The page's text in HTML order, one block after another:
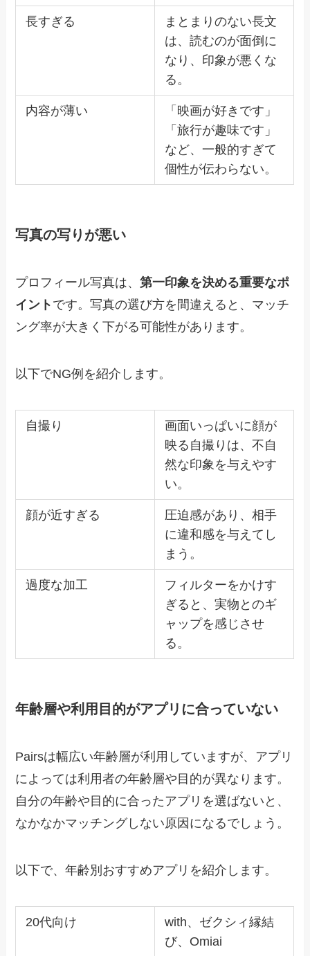
長すぎる
まとまりのない長文
は、読むのが面倒に
なり、印象が悪くな
る。
内容が薄い
「映画が好きです」
「旅行が趣味です」
など、一般的すぎて
個性が伝わらない。
写真の写りが悪い
プロフィール写真は、第一印象を決める重要なポ
イント です。写真の選び方を間違えると、マッチ
ング率が大きく下がる可能性があります。
以下でNG例を紹介します。
自撮り
画面いっぱいに顔が
映る自撮りは、不自
然な印象を与えやす
い。
顔が近すぎる
圧迫感があり、相手
に違和感を与えてし
まう。
過度な加工
フィルターをかけす
ぎると、実物とのギ
ャップを感じさせ
る。
年齢層や利用目的がアプリに合っていない
Pairsは幅広い年齢層が利用していますが、アプリ
によっては利用者の年齢層や目的が異なります。
自分の年齢や目的に合ったアプリを選ばないと、
なかなかマッチングしない原因になるでしょう。
以下で、年齢別おすすめアプリを紹介します。
20代向け
with、ゼクシィ縁結
び、Omiai